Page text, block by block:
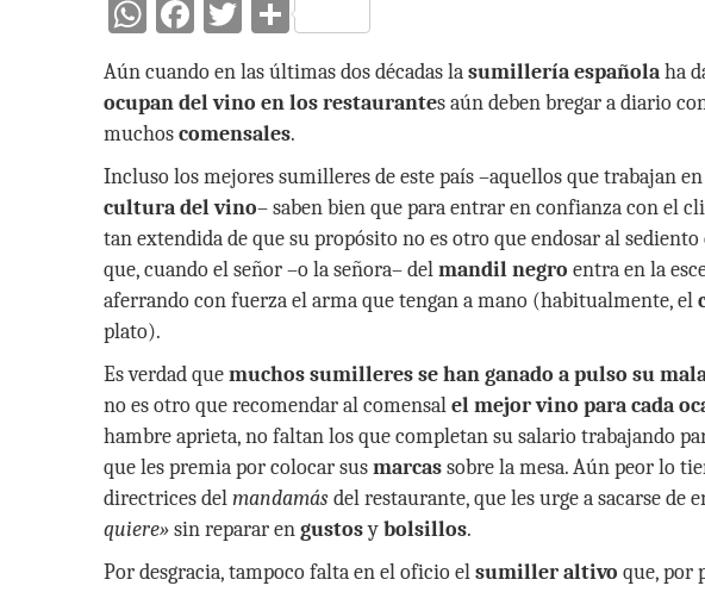
W
at
s
A
p
p
F
ac
e
b
o
o
k
T
w
itt
er
C
o
m
p
ar
ti
r
Aún cuando en las últimas dos décadas lasumillería españolaha
ocupan del vino en los restaurantes aún deben bregar a diario
muchoscomensales.
Incluso los mejores sumilleres de este país –aquellos que trabajan
cultura del vino– saben bien que para entrar en confianza con el
tan extendida de que su propósito no es otro que endosar al
que, cuando el señor –o la señora– delmandil negro entra en la
aferrando con fuerza el arma que tengan a mano (habitualmente, el
plato).
Es verdad quemuchos sumilleres se han ganado a pulso su
no es otro que recomendar al comensalel mejor vino para cada
hambre aprieta, no faltan los que completan su salario trabajando
que les premia por colocar susmarcassobre la mesa. Aún peor lo
directrices delmandamásdel restaurante, que les urge a sacarse de
quiere»sin reparar engustosybolsillos.
Por desgracia, tampoco falta en el oficio elsumiller altivo que, por